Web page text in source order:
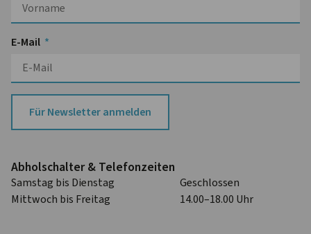
E-Mail
Für Newsletter anmelden
Abhol­schalter & Telefon­zeiten
Samstag bis Dienstag
Geschlossen
Mittwoch bis Freitag
14.00–18.00 Uhr